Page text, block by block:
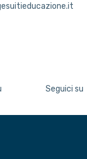
Seguici su